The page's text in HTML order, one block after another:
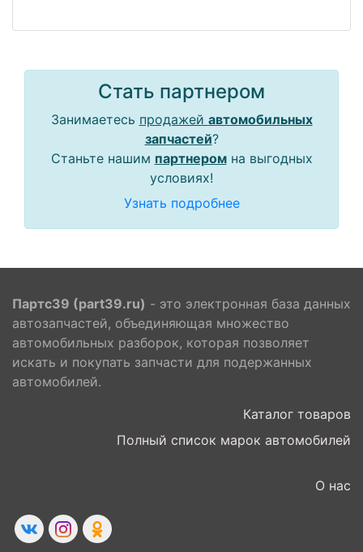
Стать партнером
Занимаетесь продажей автомобильных
запчастей?
Станьте нашим партнеромна выгодных
условиях!
Узнать подробнее
Партс39 (part39.ru) - это электронная база данных
автозапчастей, объединяющая множество
автомобильных разборок, которая позволяет
искать и покупать запчасти для подержанных
автомобилей.
Каталог товаров
Полный список марок автомобилей
О нас